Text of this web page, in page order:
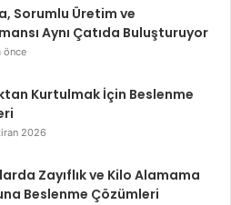
Sorumlu Üretim ve
Aynı Çatıda Buluşturuyor
önce
Kurtulmak İçin Beslenme
2026
Zayıflık ve Kilo Alamama
Beslenme Çözümleri